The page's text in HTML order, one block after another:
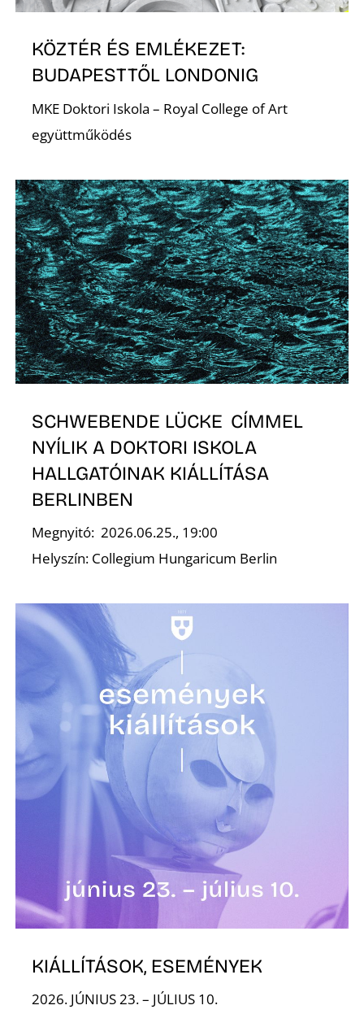
KÖZTÉR ÉS EMLÉKEZET:
BUDAPESTTŐL LONDONIG
MKE Doktori Iskola – Royal College of Art
együttműködés
SCHWEBENDE LÜCKE CÍMMEL
NYÍLIK A DOKTORI ISKOLA
HALLGATÓINAK KIÁLLÍTÁSA
BERLINBEN
Megnyitó: 2026.06.25., 19:00
Helyszín: Collegium Hungaricum Berlin
KIÁLLÍTÁSOK, ESEMÉNYEK
2026. JÚNIUS 23. – JÚLIUS 10.